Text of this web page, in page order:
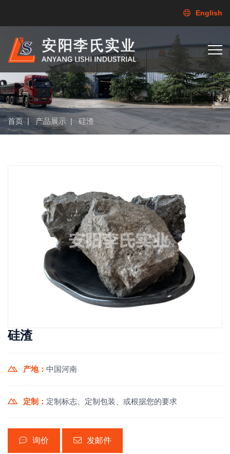
English
首页 | 产品展示 | 硅渣
硅渣
产地： 中国河南
定制： 定制标志、定制包装、或根据您的要求
询价 发邮件